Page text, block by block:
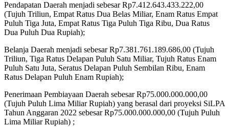
Pendapatan Daerah menjadi sebesar Rp7.412.643.433.222,00
(Tujuh Triliun, Empat Ratus Dua Belas Miliar, Enam Ratus Empat
Puluh Tiga Juta, Empat Ratus Tiga Puluh Tiga Ribu, Dua Ratus
Dua Puluh Dua Rupiah);
Belanja Daerah menjadi sebesar Rp7.381.761.189.686,00 (Tujuh
Triliun, Tiga Ratus Delapan Puluh Satu Miliar, Tujuh Ratus Enam
Puluh Satu Juta, Seratus Delapan Puluh Sembilan Ribu, Enam
Ratus Delapan Puluh Enam Rupiah);
Penerimaan Pembiayaan Daerah sebesar Rp75.000.000.000,00
(Tujuh Puluh Lima Miliar Rupiah) yang berasal dari proyeksi SiLPA
Tahun Anggaran 2022 sebesar Rp75.000.000.000,00 (Tujuh Puluh
Lima Miliar Rupiah) ;